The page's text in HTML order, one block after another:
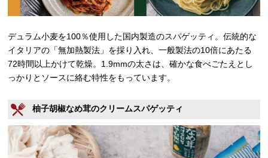
デュラム小麦を100％使用した国内製造のスパゲッティ。伝統的な
イタリアの「無加熱製法」を採り入れ、一般製法の10倍にあたる
72時間以上かけて乾燥。1.9mmの太さは、確かな食べごたえとし
っかりとソースに絡む特性をもっています。
柚子胡椒なめ茸のクリームスパゲッティ